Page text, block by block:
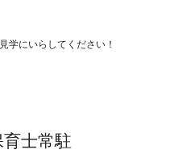
学にいらしてください！
士常駐